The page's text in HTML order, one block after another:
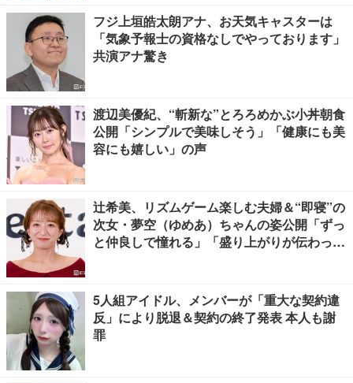
フジ上垣皓太朗アナ、お天気キャスターは
「気象予報士の資格なしでやっております」
共演アナ驚き
渡辺美優紀、“斬新な”とろろめかぶ小丼朝食
公開「シンプルで美味しそう」「健康にも美
容にも嬉しい」の声
辻希美、リズムゲーム楽しむ夫婦＆“即寝”の
次女・夢空（ゆめあ）ちゃんの姿公開「ずっ
と仲良しで憧れる」「盛り上がりが伝わって
5人組アイドル、メンバーが「重大な契約違
反」により脱退＆契約の終了発表 本人も謝
罪